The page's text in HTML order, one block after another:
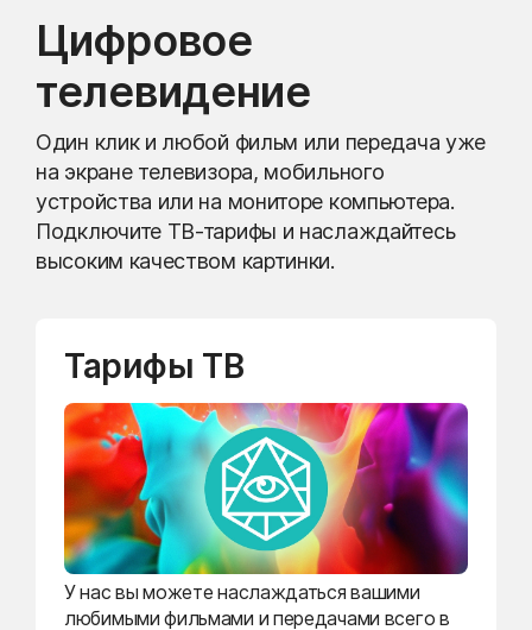
Цифровое
телевидение
Один клик и любой фильм или передача уже
на экране телевизора, мобильного
устройства или на мониторе компьютера.
Подключите ТВ-тарифы и наслаждайтесь
высоким качеством картинки.
Тарифы ТВ
У нас вы можете наслаждаться вашими
любимыми фильмами и передачами всего в